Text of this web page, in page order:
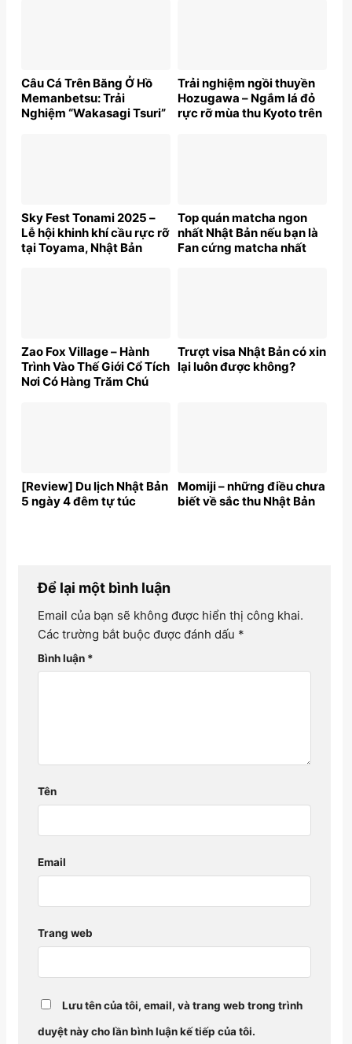
Câu Cá Trên Băng Ở Hồ
Memanbetsu: Trải
Nghiệm “Wakasagi Tsuri”
Trải nghiệm ngồi thuyền
Hozugawa – Ngắm lá đỏ
rực rỡ mùa thu Kyoto trên
Sky Fest Tonami 2025 –
Lễ hội khinh khí cầu rực rỡ
tại Toyama, Nhật Bản
Top quán matcha ngon
nhất Nhật Bản nếu bạn là
Fan cứng matcha nhất
Zao Fox Village – Hành
Trình Vào Thế Giới Cổ Tích
Nơi Có Hàng Trăm Chú
Trượt visa Nhật Bản có xin
lại luôn được không?
[Review] Du lịch Nhật Bản
5 ngày 4 đêm tự túc
Momiji – những điều chưa
biết về sắc thu Nhật Bản
Để lại một bình luận
Email của bạn sẽ không được hiển thị công khai.
Các trường bắt buộc được đánh dấu *
Bình luận *
Tên
Email
Trang web
Lưu tên của tôi, email, và trang web trong trình
duyệt này cho lần bình luận kế tiếp của tôi.